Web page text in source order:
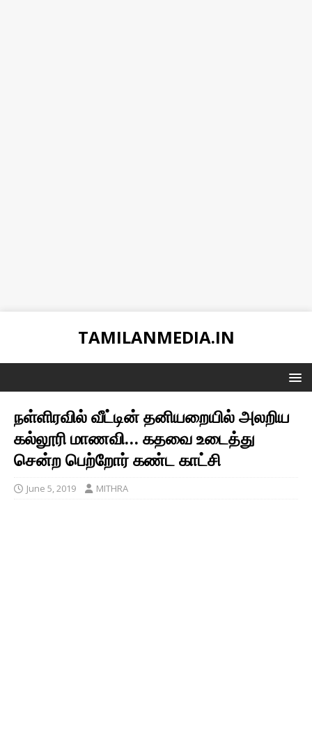
TAMILANMEDIA.IN
நள்ளிரவில் வீட்டின் தனியறையில் அலறிய
கல்லூரி மாணவி… கதவை உடைத்து
சென்ற பெற்றோர் கண்ட காட்சி
June 5, 2019 MITHRA